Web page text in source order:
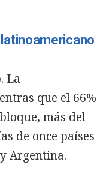
La
que el 66%
más del
de once países
Argentina.